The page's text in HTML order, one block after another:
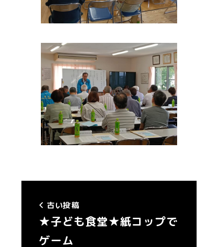
古い投稿
★子ども食堂★紙コップで
ゲーム